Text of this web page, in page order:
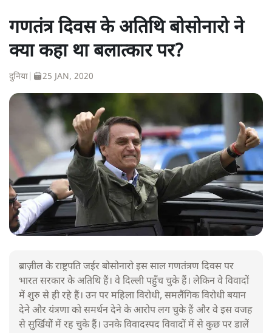
गणतंत्र दिवस के अतिथि बोसोनारो ने
क्या कहा था बलात्कार पर?
दुनिया 25 JAN, 2020
ब्राज़ील के राष्ट्रपति जईर बोसोनारो इस साल गणतंत्रण दिवस पर
भारत सरकार के अतिथि हैं। वे दिल्ली पहुँच चुके हैं। लेकिन वे विवादों
में शुरु से ही रहे हैं। उन पर महिला विरोधी, समलैंगिक विरोधी बयान
देने और यंत्रणा को समर्थन देने के आरोप लग चुके हैं और वे इस वजह
से सुर्खियोें में रह चुके हैं। उनके विवादस्पद विवादों में से कुछ पर डालें